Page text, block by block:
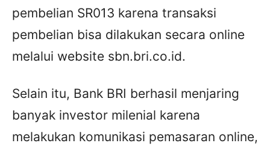
pembelian SR013 karena transaksi
pembelian bisa dilakukan secara online
melalui website sbn.bri.co.id.
Selain itu, Bank BRI berhasil menjaring
banyak investor milenial karena
melakukan komunikasi pemasaran online,